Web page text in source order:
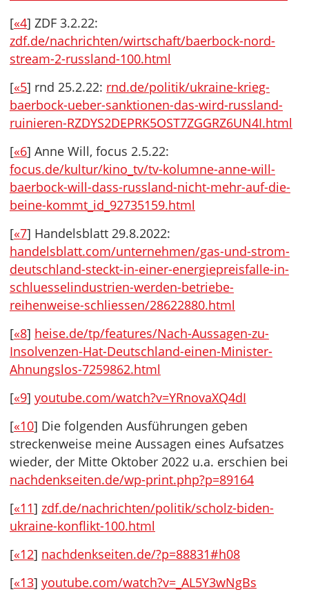
[«4] ZDF 3.2.22:
zdf.de/nachrichten/wirtschaft/baerbock-nord-
stream-2-russland-100.html
[«5] rnd 25.2.22: rnd.de/politik/ukraine-krieg-
baerbock-ueber-sanktionen-das-wird-russland-
ruinieren-RZDYS2DEPRK5OST7ZGGRZ6UN4I.html
[«6] Anne Will, focus 2.5.22:
focus.de/kultur/kino_tv/tv-kolumne-anne-will-
baerbock-will-dass-russland-nicht-mehr-auf-die-
beine-kommt_id_92735159.html
[«7] Handelsblatt 29.8.2022:
handelsblatt.com/unternehmen/gas-und-strom-
deutschland-steckt-in-einer-energiepreisfalle-in-
schluesselindustrien-werden-betriebe-
reihenweise-schliessen/28622880.html
[«8] heise.de/tp/features/Nach-Aussagen-zu-
Insolvenzen-Hat-Deutschland-einen-Minister-
Ahnungslos-7259862.html
[«9] youtube.com/watch?v=YRnovaXQ4dI
[«10] Die folgenden Ausführungen geben
streckenweise meine Aussagen eines Aufsatzes
wieder, der Mitte Oktober 2022 u.a. erschien bei
nachdenkseiten.de/wp-print.php?p=89164
[«11] zdf.de/nachrichten/politik/scholz-biden-
ukraine-konflikt-100.html
[«12] nachdenkseiten.de/?p=88831#h08
[«13] youtube.com/watch?v=_AL5Y3wNgBs